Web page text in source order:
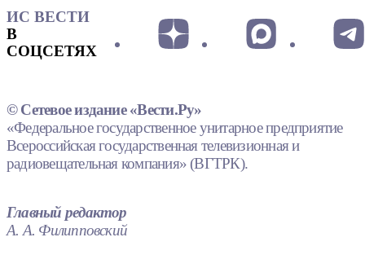
ИС ВЕСТИ
В
СОЦСЕТЯХ
© Сетевое издание «Вести.Ру»
«Федеральное государственное унитарное предприятие
Всероссийская государственная телевизионная и
радиовещательная компания» (ВГТРК).
Главный редактор
А. А. Филипповский